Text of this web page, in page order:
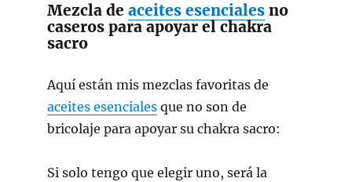
Mezcla de aceites esenciales no
caseros para apoyar el chakra
sacro
Aquí están mis mezclas favoritas de
aceites esenciales que no son de
bricolaje para apoyar su chakra sacro:
Si solo tengo que elegir uno, será la